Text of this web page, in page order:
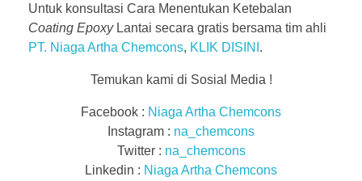
Untuk konsultasi Cara Menentukan Ketebalan
Coating EpoxyLantai secara gratis bersama tim ahli
PT. Niaga Artha Chemcons, KLIK DISINI .
Temukan kami di Sosial Media !
Facebook : Niaga Artha Chemcons
Instagram : na_chemcons
Twitter : na_chemcons
Linkedin : Niaga Artha Chemcons